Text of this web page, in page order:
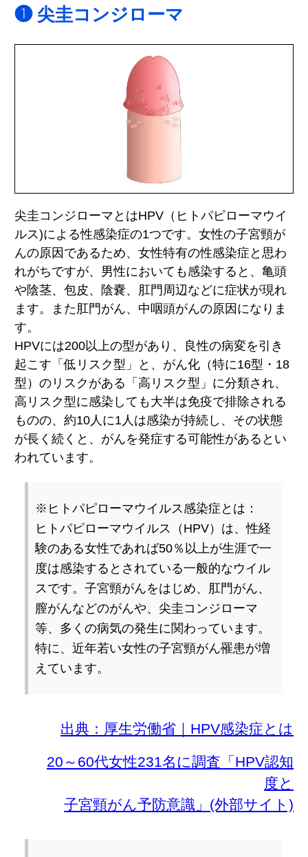
❶ 尖圭コンジローマ
尖圭コンジローマとはHPV（ヒトパピローマウイ
ルス)による性感染症の1つです。女性の子宮頸が
んの原因であるため、女性特有の性感染症と思わ
れがちですが、男性においても感染すると、亀頭
や陰茎、包皮、陰嚢、肛門周辺などに症状が現れ
ます。また肛門がん、中咽頭がんの原因になりま
す。
HPVには200以上の型があり、良性の病変を引き
起こす「低リスク型」と、がん化（特に16型・18
型）のリスクがある「高リスク型」に分類され、
高リスク型に感染しても大半は免疫で排除される
ものの、約10人に1人は感染が持続し、その状態
が長く続くと、がんを発症する可能性があるとい
われています。
※ヒトパピローマウイルス感染症とは：
ヒトパピローマウイルス（HPV）は、性経
験のある女性であれば50％以上が生涯で一
度は感染するとされている一般的なウイル
スです。子宮頸がんをはじめ、肛門がん、
膣がんなどのがんや、尖圭コンジローマ
等、多くの病気の発生に関わっています。
特に、近年若い女性の子宮頸がん罹患が増
えています。
出典：厚生労働省｜HPV感染症とは
20～60代女性231名に調査「HPV認知
度と
子宮頸がん予防意識」(外部サイト)